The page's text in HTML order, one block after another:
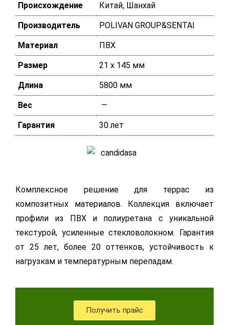
Происхождение Китай, Шанхай
Производитель POLIVAN GROUP&SENTAI
Материал ПВХ
Размер 21 х 145 мм
Длина 5800 мм
Вес —
Гарантия 30 лет
Комплексное решение для террас из
композитных материалов. Коллекция включает
профили из ПВХ и полиуретана с уникальной
текстурой, усиленные стекловолокном. Гарантия
от 25 лет, более 20 оттенков, устойчивость к
нагрузкам и температурным перепадам.
Получить прайс